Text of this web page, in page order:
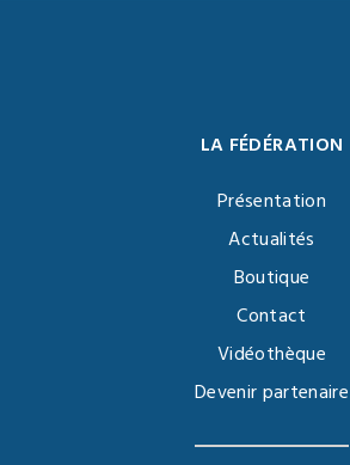
LA FÉDÉRATION
Présentation
Actualités
Boutique
Contact
Vidéothèque
Devenir partenaire